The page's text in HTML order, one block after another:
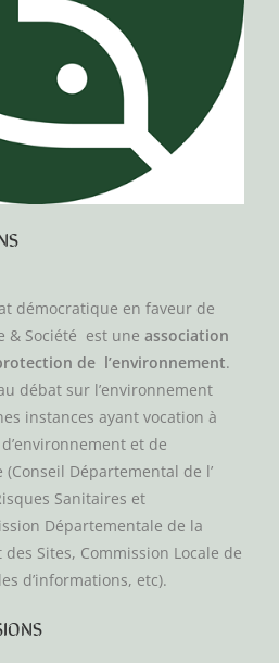
démocratique en faveur de
& Société est uneassociation
de l’environnement.
débat sur l’environnement
instances ayant vocation à
et de
(Conseil Départemental de l’
Sanitaires et
Départementale de la
Sites, Commission Locale de
d’informations, etc).